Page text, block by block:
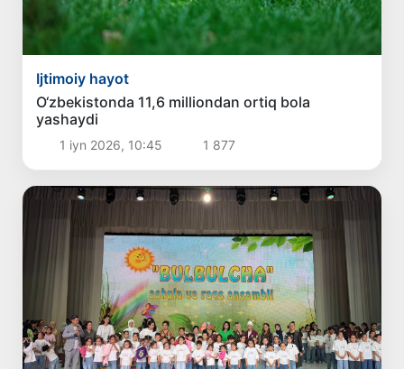
Ijtimoiy hayot
O‘zbekistonda 11,6 milliondan ortiq bola
yashaydi
1 iyn 2026, 10:45 1 877